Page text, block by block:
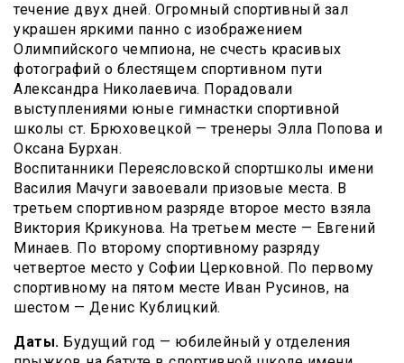
течение двух дней. Огромный спортивный зал
украшен яркими панно с изображением
Олимпийского чемпиона, не счесть красивых
фотографий о блестящем спортивном пути
Александра Николаевича. Порадовали
выступлениями юные гимнастки спортивной
школы ст. Брюховецкой — тренеры Элла Попова и
Оксана Бурхан.
Воспитанники Переясловской спортшколы имени
Василия Мачуги завоевали призовые места. В
третьем спортивном разряде второе место взяла
Виктория Крикунова. На третьем месте — Евгений
Минаев. По второму спортивному разряду
четвертое место у Софии Церковной. По первому
спортивному на пятом месте Иван Русинов, на
шестом — Денис Кублицкий.
Даты. Будущий год — юбилейный у отделения